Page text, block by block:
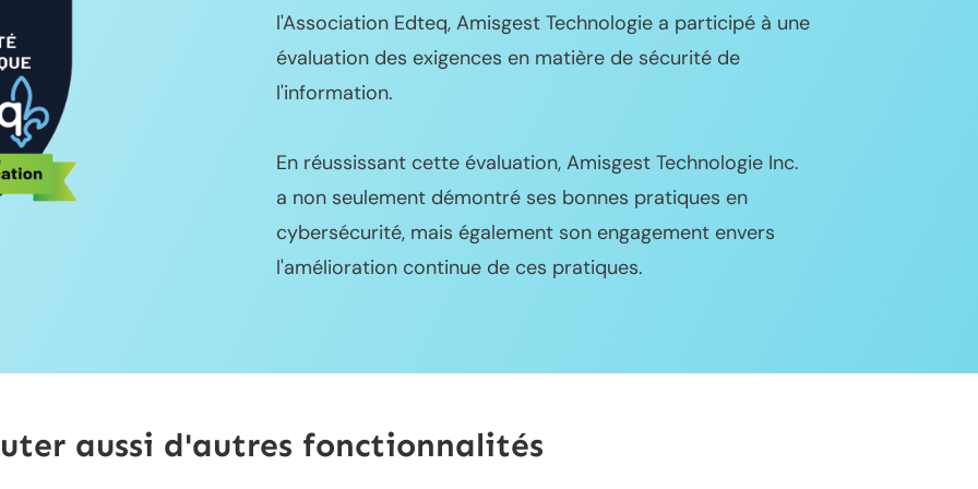
l'Association Edteq, Amisgest Technologie a participé à une
évaluation des exigences en matière de sécurité de
l'information.
En réussissant cette évaluation, Amisgest Technologie Inc.
a non seulement démontré ses bonnes pratiques en
cybersécurité, mais également son engagement envers
l'amélioration continue de ces pratiques.
aussi d'autres fonctionnalités